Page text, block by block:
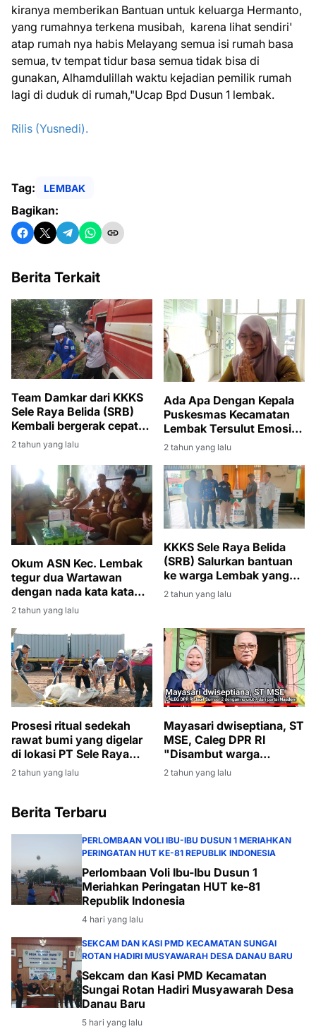
kiranya memberikan Bantuan untuk keluarga Hermanto,
yang rumahnya terkena musibah, karena lihat sendiri'
atap rumah nya habis Melayang semua isi rumah basa
semua, tv tempat tidur basa semua tidak bisa di
gunakan, Alhamdulillah waktu kejadian pemilik rumah
lagi di duduk di rumah,"Ucap Bpd Dusun 1 lembak.
Rilis (Yusnedi).
Tag: LEMBAK
Bagikan:
Berita Terkait
Team Damkar dari KKKS
Sele Raya Belida (SRB)
Kembali bergerak cepat
membantu memadamkan
api kebakaran lahan di
Desa Alai
2 tahun yang lalu
Ada Apa Dengan Kepala
Puskesmas Kecamatan
Lembak Tersulut Emosi,
Saat Dikonfirmasi
Wartawan Terkait
Kegiatan Kegiatan rapat
lintas sektor
2 tahun yang lalu
Okum ASN Kec. Lembak
tegur dua Wartawan
dengan nada kata kata
tidak sopan
2 tahun yang lalu
KKKS Sele Raya Belida
(SRB) Salurkan bantuan
ke warga Lembak yang
terdampak banjir
2 tahun yang lalu
Prosesi ritual sedekah
rawat bumi yang digelar
di lokasi PT Sele Raya
Belida (SRB), lokasi
sumus SAS-1 ( Desa
2 tahun yang lalu
Mayasari dwiseptiana, ST
MSE, Caleg DPR RI
"Disambut warga
Lembak Penuh gembira
2 tahun yang lalu
Berita Terbaru
PERLOMBAAN VOLI IBU-IBU DUSUN 1 MERIAHKAN
PERINGATAN HUT KE-81 REPUBLIK INDONESIA
Perlombaan Voli Ibu-Ibu Dusun 1
Meriahkan Peringatan HUT ke-81
Republik Indonesia
4 hari yang lalu
SEKCAM DAN KASI PMD KECAMATAN SUNGAI
ROTAN HADIRI MUSYAWARAH DESA DANAU BARU
Sekcam dan Kasi PMD Kecamatan
Sungai Rotan Hadiri Musyawarah Desa
Danau Baru
5 hari yang lalu